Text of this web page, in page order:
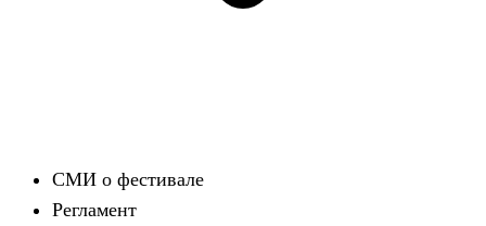
СМИ о фестивале
Регламент